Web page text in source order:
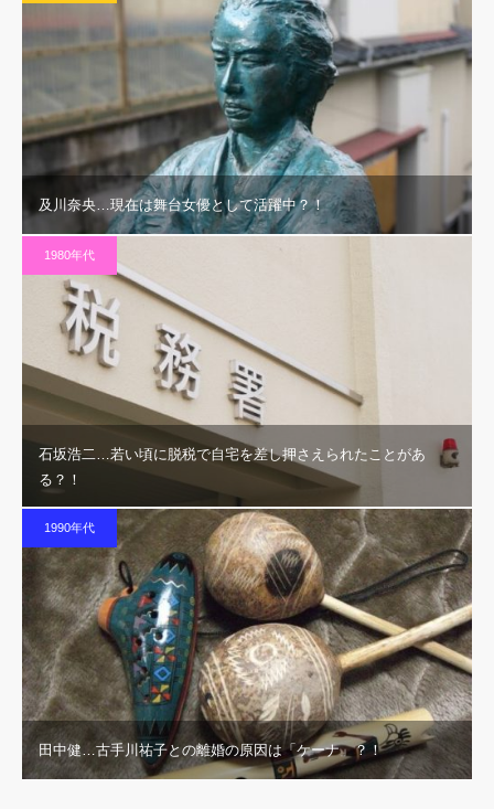
及川奈央…現在は舞台女優として活躍中？！
1980年代
石坂浩二…若い頃に脱税で自宅を差し押さえられたことがあ
る？！
1990年代
田中健…古手川祐子との離婚の原因は「ケーナ」？！